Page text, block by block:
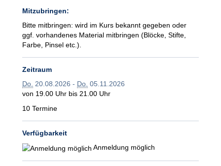
Mitzubringen:
Bitte mitbringen: wird im Kurs bekannt gegeben oder
ggf. vorhandenes Material mitbringen (Blöcke, Stifte,
Farbe, Pinsel etc.).
Zeitraum
Do. 20.08.2026 - Do. 05.11.2026
von 19.00 Uhr bis 21.00 Uhr
10 Termine
Verfügbarkeit
Anmeldung möglich